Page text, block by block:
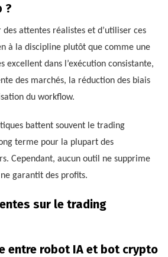
?
des attentes réalistes et d’utiliser ces
à la discipline plutôt que comme une
excellent dans l’exécution consistante,
des marchés, la réduction des biais
du workflow.
battent souvent le trading
terme pour la plupart des
Cependant, aucun outil ne supprime
garantit des profits.
sur le trading
entre robot IA et bot crypto